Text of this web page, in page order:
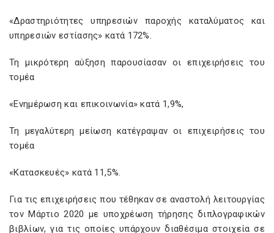
«Δραστηριότητες υπηρεσιών παροχής καταλύματος και
υπηρεσιών εστίασης» κατά 172%.
Τη μικρότερη αύξηση παρουσίασαν οι επιχειρήσεις του
τομέα
«Ενημέρωση και επικοινωνία» κατά 1,9%,
Τη μεγαλύτερη μείωση κατέγραψαν οι επιχειρήσεις του
τομέα
«Κατασκευές» κατά 11,5%.
Για τις επιχειρήσεις που τέθηκαν σε αναστολή λειτουργίας
τον Μάρτιο 2020 με υποχρέωση τήρησης διπλογραφικών
βιβλίων, για τις οποίες υπάρχουν διαθέσιμα στοιχεία σε